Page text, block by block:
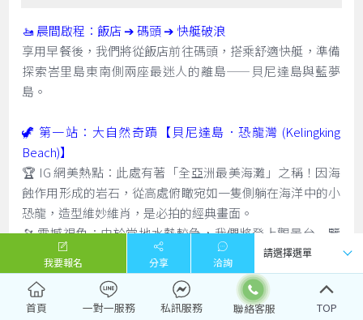
我要報名 分享 洽詢
🚤 晨間啟程：飯店 ➔ 碼頭 ➔ 快艇破浪
享用早餐後，我們將從飯店前往碼頭，搭乘舒適快艇，準備
探索峇里島東南側兩座最迷人的離島——貝尼達島與藍夢
島。
🦖 第一站：大自然奇蹟【貝尼達島．恐龍灣 (Kelingking
Beach)】
🏆 IG 網美熱點：此處有著「全亞洲最美海灘」之稱！因海
蝕作用形成的岩石，從高處俯瞰宛如一隻側躺在海洋中的小
恐龍，造型維妙維肖，是必拍的經典畫面。
🔭 震撼視角：由於當地水勢較急，我們將登上觀景台一覽
壯麗景色。感受這座無污染純淨島嶼的原始魅力，絕對讓您
大呼過癮！
🌴 第二站：下午前往【藍夢島 Lembongan Island】
首頁 一對一服務 私訊服務 TOP